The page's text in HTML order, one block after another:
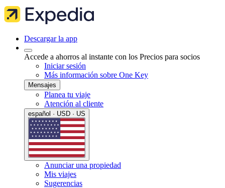
Descargar la app
Accede a ahorros al instante con los Precios para socios
Iniciar sesión
Más información sobre One Key
Mensajes
Planea tu viaje
Atención al cliente
español · USD · US
Anunciar una propiedad
Mis viajes
Sugerencias